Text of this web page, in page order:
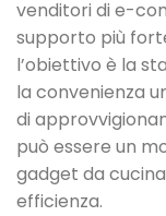
venditori di e-
supporto più
l’obiettivo è la
la convenienza
di
può essere un
gadget da
efficienza.